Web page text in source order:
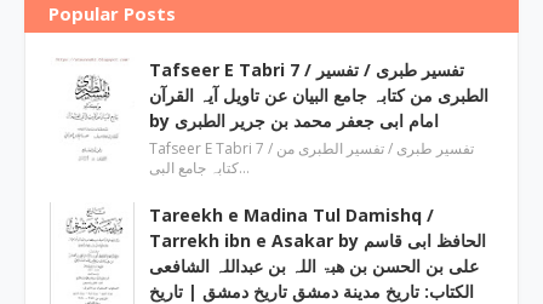
Popular Posts
Tafseer E Tabri 7 / تفسیر طبری / تفسیر
الطبری من کتابہ جامع البیان عن تاویل آیہ القرآن
by امام ابی جعفر محمد بن جریر الطبری
Tafseer E Tabri 7 / تفسیر طبری / تفسیر الطبری من
کتابہ جامع البی…
Tareekh e Madina Tul Damishq /
Tarrekh ibn e Asakar by الحافظ ابی قاسم
علی بن الحسن بن ھبۃ اللہ بن عبداللہ الشافعی
الكتاب: تاريخ مدينة دمشق تاريخ دمشق | تاریخ